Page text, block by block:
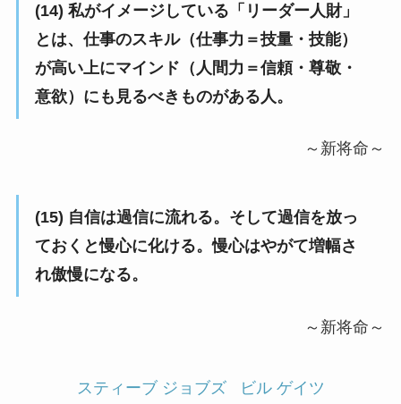
(14) 私がイメージしている「リーダー人財」
とは、仕事のスキル（仕事力＝技量・技能）
が高い上にマインド（人間力＝信頼・尊敬・
意欲）にも見るべきものがある人。
～新将命～
(15) 自信は過信に流れる。そして過信を放っ
ておくと慢心に化ける。慢心はやがて増幅さ
れ傲慢になる。
～新将命～
スティーブ ジョブズ ビル ゲイツ